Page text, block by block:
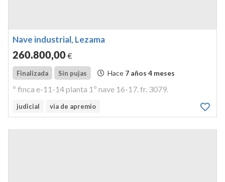
Nave industrial, Lezama
260.800,00€
Finalizada Sin pujas Hace 7 años 4 meses
º finca e-11-14 planta 1º nave 16-17. fr. 3079.
judicial via de apremio